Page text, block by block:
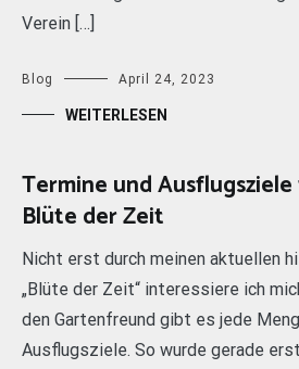
Verein […]
Blog April 24, 2023
WEITERLESEN
Termine und
Blüte der Zeit
Nicht erst durch meinen aktuellen
„Blüte der Zeit“ interessiere ich
den Gartenfreund gibt es jede
Ausflugsziele. So wurde gerade